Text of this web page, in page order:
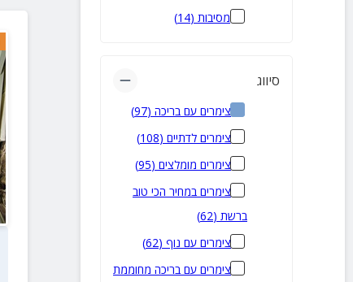
נאות גולן(
2
)
ארבל(
1
)
בני יהודה(
1
)
כחל(
1
)
מעגן(
1
)
פוריה נווה עובד
רמות(
1
)
מסיבות (
14
)
סיווג
צימרים עם בריכה (
97
)
צימרים לדתיים (
108
)
צימרים מומלצים (
95
)
צימרים במחיר הכי טוב
ברשת (
62
)
צימרים עם נוף (
62
)
צימרים עם בריכה מחוממת